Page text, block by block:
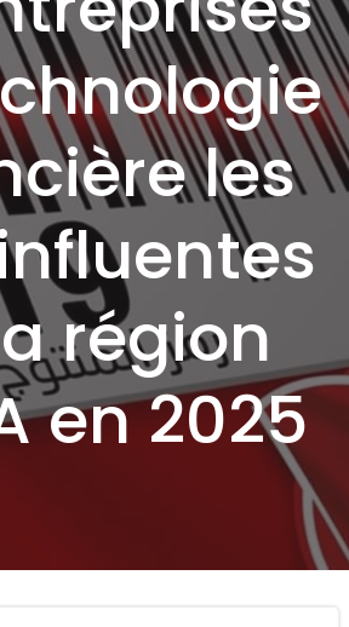
les
région
en 2025